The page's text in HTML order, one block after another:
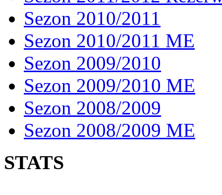
Sezon 2010/2011
Sezon 2010/2011 ME
Sezon 2009/2010
Sezon 2009/2010 ME
Sezon 2008/2009
Sezon 2008/2009 ME
STATS